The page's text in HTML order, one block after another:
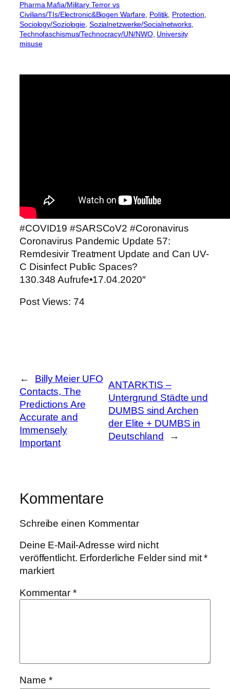
Pharma Mafia/Military Terror vs
Civilians/TIs/Electronic&Biogen Warfare Politik Protection
Sociology/Soziologie Sozialnetzwerke/Socialnetworks
Technofaschismus/Technocracy/UN/NWO, University
misuse
#COVID19 #SARSCoV2 #Coronavirus
Coronavirus Pandemic Update 57:
Remdesivir Treatment Update and Can UV-
C Disinfect Public Spaces?
130.348 Aufrufe•17.04.2020″
Post Views: 74
←
Billy Meier UFO
Contacts, The
Predictions Are
Accurate and
Immensely
Important
ANTARKTIS –
Untergrund Städte und
DUMBS sind Archen
der Elite + DUMBS in
Deutschland
→
Kommentare
Schreibe einen Kommentar
Deine E-Mail-Adresse wird nicht
veröffentlicht. Erforderliche Felder sind mit*
markiert
Kommentar*
Name *